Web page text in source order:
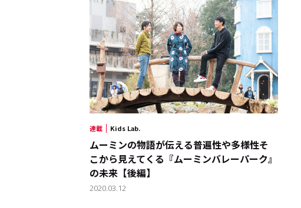
トップ Top
記事一覧 Articles
連載一覧
Cocotameとは
連載 Kids Lab.
ムーミンの物語が伝える普遍性や多様性――そ
こから見えてくる『ムーミンバレーパーク』
の未来【後編】
2020.03.12